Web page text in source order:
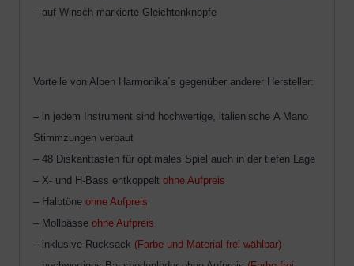
– auf Winsch markierte Gleichtonknöpfe
Vorteile von Alpen Harmonika´s gegenüber anderer Hersteller:
– in jedem Instrument sind hochwertige, italienische A Mano
Stimmzungen verbaut
– 48 Diskanttasten für optimales Spiel auch in der tiefen Lage
– X- und H-Bass entkoppelt ohne Aufpreis
– Halbtöne ohne Aufpreis
– Mollbässe ohne Aufpreis
– inklusive Rucksack (Farbe und Material frei wählbar)